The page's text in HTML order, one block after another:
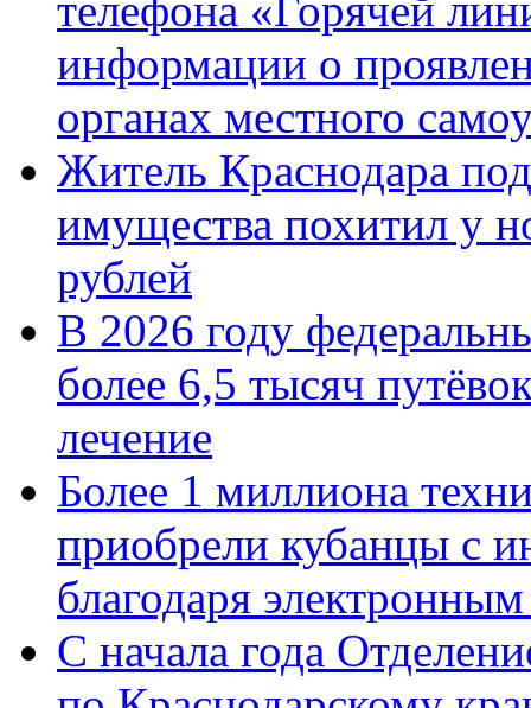
информации о
органах местного
Житель Краснодара
имущества похитил у
рублей
В 2026 году
более 6,5 тысяч
лечение
Более 1 миллиона
приобрели кубанцы с
благодаря
С начала года